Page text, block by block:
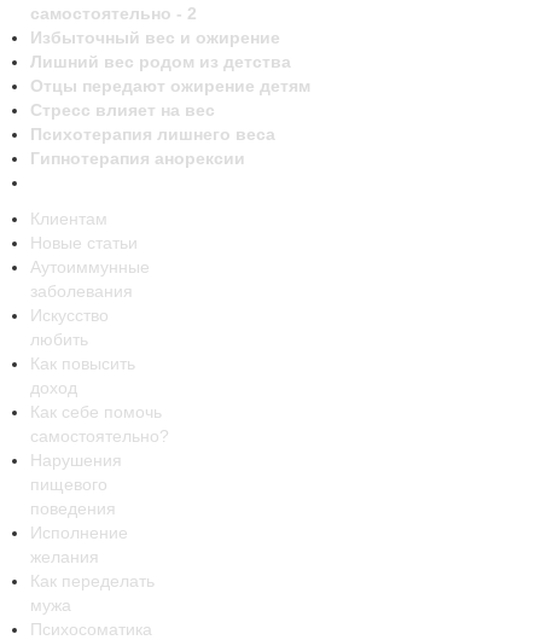
самостоятельно - 2
Избыточный вес и ожирение
Лишний вес родом из детства
Отцы передают ожирение детям
Стресс влияет на вес
Психотерапия лишнего веса
Гипнотерапия анорексии
Клиентам
Новые статьи
Аутоиммунные
заболевания
Искусство
любить
Как повысить
доход
Как себе помочь
самостоятельно?
Нарушения
пищевого
поведения
Исполнение
желания
Как переделать
мужа
Психосоматика